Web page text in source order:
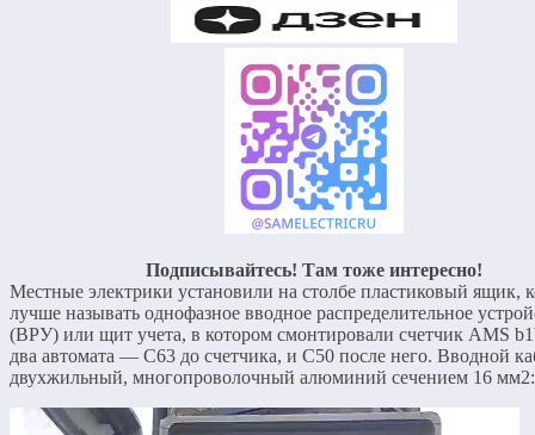
Подписывайтесь! Там тоже интересно!
Местные электрики установили на столбе пластиковый ящик,
лучше называть однофазное вводное распределительное
(ВРУ) или щит учета, в котором смонтировали счетчик AMS
два автомата — С63 до счетчика, и С50 после него. Вводной
двухжильный, многопроволочный алюминий сечением 16 мм2: